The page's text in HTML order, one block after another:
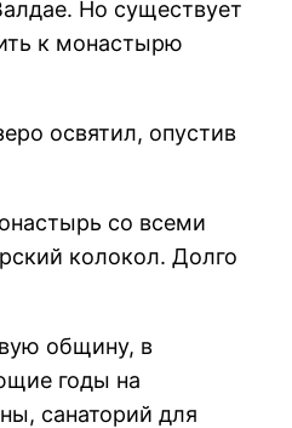
Но существует
к монастырю
освятил, опустив
со всеми
колокол. Долго
общину, в
годы на
санаторий для